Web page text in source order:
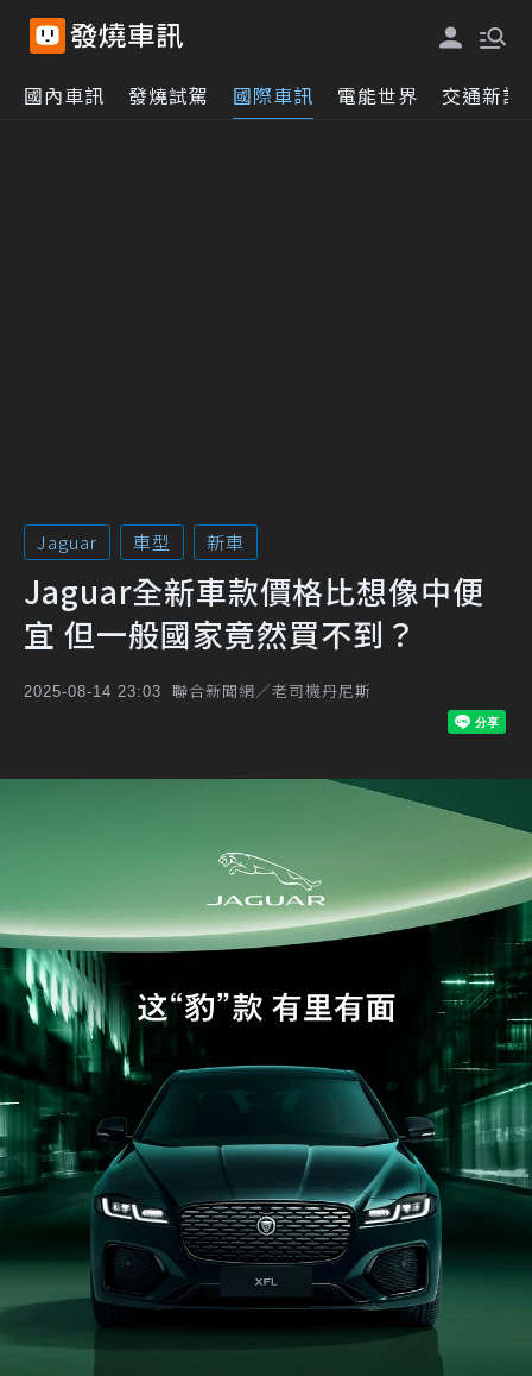
國內車訊 發燒試駕 國際車訊 電能世界 交通新訊
Jaguar 車型 新車
Jaguar全新車款價格比想像中便
宜 但一般國家竟然買不到？
2025-08-14 23:03 聯合新聞網／老司機丹尼斯